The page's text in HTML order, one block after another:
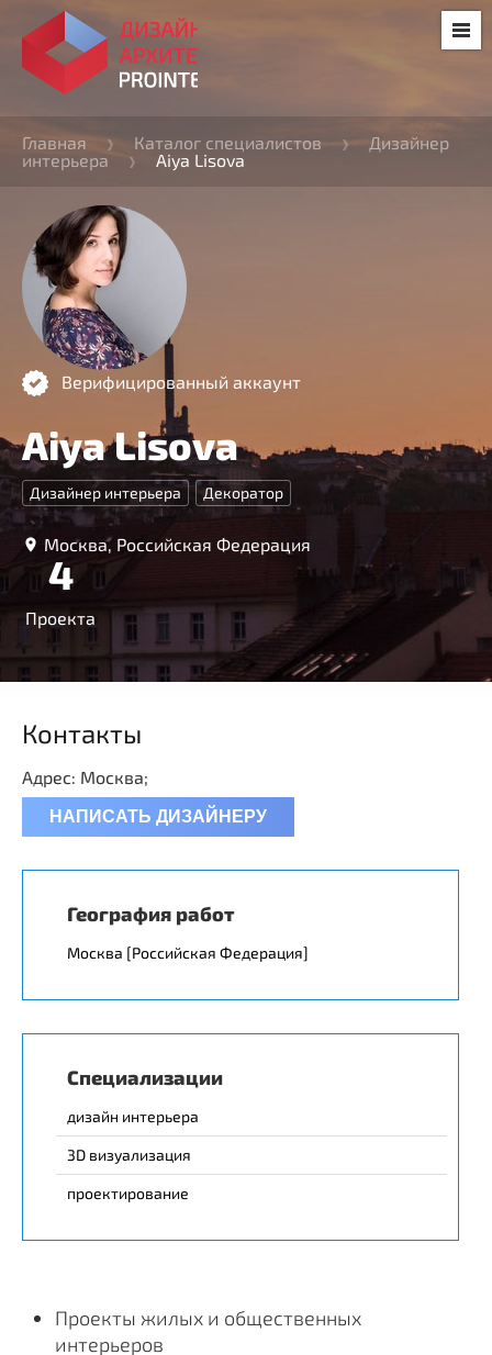
Главная Каталог специалистов
Дизайнер
интерьера
Aiya Lisova
Верифицированный аккаунт
Aiya Lisova
Дизайнер интерьера Декоратор
Москва, Российская Федерация
4
Проекта
Контакты
Адрес: Москва;
НАПИСАТЬ ДИЗАЙНЕРУ
География работ
Москва [Российская Федерация]
Специализации
дизайн интерьера
3D визуализация
проектирование
Проекты жилых и общественных
интерьеров